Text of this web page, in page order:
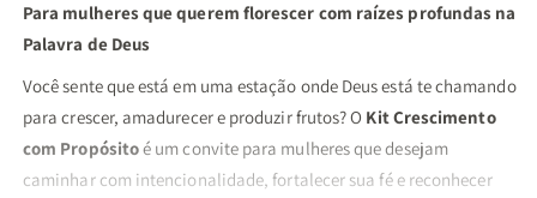
Para mulheres que querem florescer com raízes profundas na
Palavra de Deus
Você sente que está em uma estação onde Deus está te chamando
para crescer, amadurecer e produzir frutos? O Kit Crescimento
com Propósitoé um convite para mulheres que desejam
caminhar com intencionalidade, fortalecer sua fé e reconhecer